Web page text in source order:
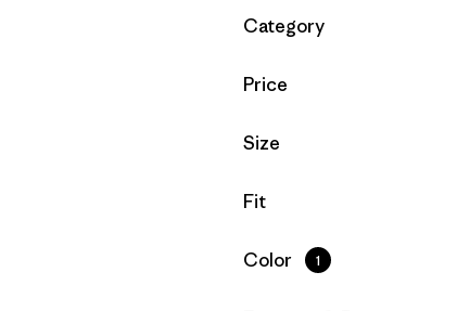
Filtrar por
Category
Filtrar por
Price
Filtrar por
Size
Filtrar por
Fit
Filtrar por
Color 1